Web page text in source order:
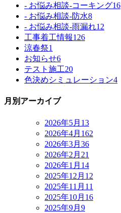
- お悩み相談-コーキング16
- お悩み相談-防水8
- お悩み相談-雨漏れ12
工事着工情報126
涼春祭1
お知らせ6
テスト施工20
色決めシミュレーション4
月別アーカイブ
2026年5月 13
2026年4月 162
2026年3月 36
2026年2月 21
2026年1月 14
2025年12月 12
2025年11月 11
2025年10月 16
2025年9月 9